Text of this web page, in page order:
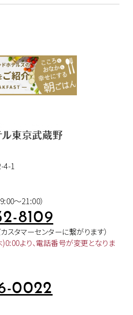
4-1
～21:00）
8109
スタマーセンターに繋がります）
より、電話番号が変更となりま
0022